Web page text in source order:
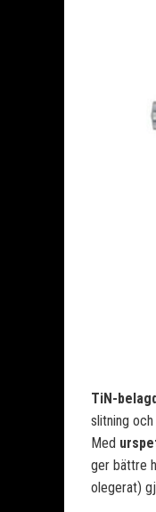
TiN-belagd
slitning
Med
ger bättre
olegerat)